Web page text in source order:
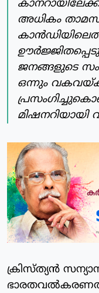
അധികം
ജനങ്ങളുടെ
ഒന്നും
മിഷനറിയായി
ക്രിസ്ത്യന്‍